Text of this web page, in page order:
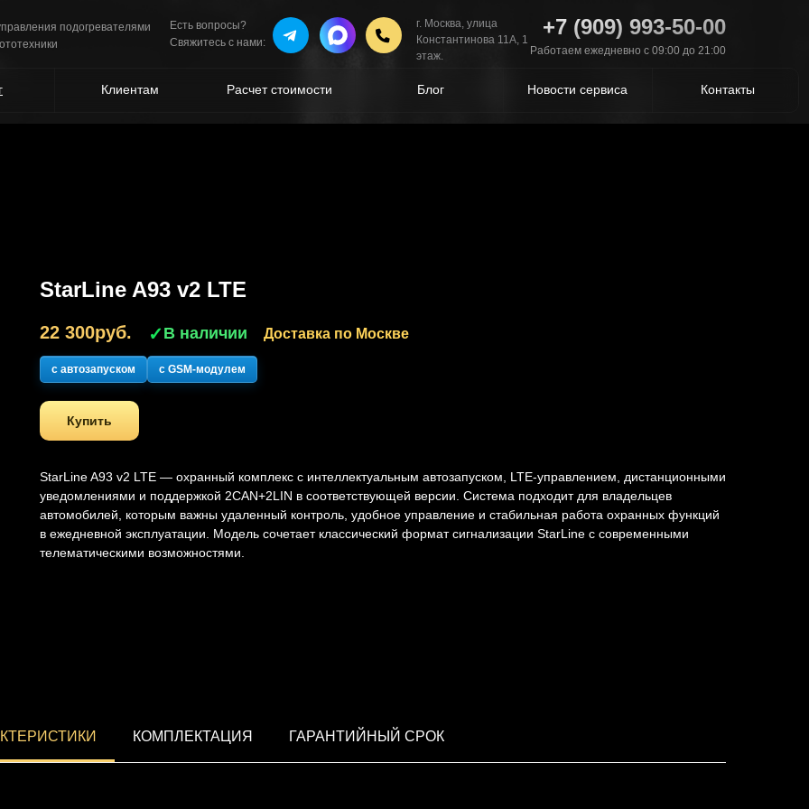
подогревателями
Работаем ежедневно с 09:00 до 21:00
+7 (909) 993-50-00
Клиентам Расчет стоимости Новости сервиса
Блог Контакты
Есть вопросы?
Свяжитесь с нами:
г. Москва, улица
Константинова 11А, 1
этаж.
StarLine A93 v2 LTE
22 300 ✓ В наличии Доставка по Москве
руб.
с автозапуском с GSM-модулем
Купить
StarLine A93 v2 LTE — охранный комплекс с интеллектуальным автозапуском, LTE-управлением, дистанционными
уведомлениями и поддержкой 2CAN+2LIN в соответствующей версии. Система подходит для владельцев
автомобилей, которым важны удаленный контроль, удобное управление и стабильная работа охранных функций
в ежедневной эксплуатации. Модель сочетает классический формат сигнализации StarLine с современными
телематическими возможностями.
КОМПЛЕКТАЦИЯ ГАРАНТИЙНЫЙ СРОК